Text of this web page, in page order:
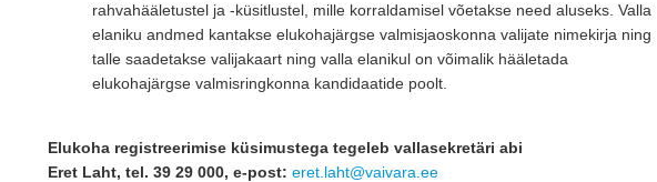
rahvahääletustel ja -küsitlustel, mille korraldamisel võetakse need aluseks. Valla
elaniku andmed kantakse elukohajärgse valmisjaoskonna valijate nimekirja ning
talle saadetakse valijakaart ning valla elanikul on võimalik hääletada
elukohajärgse valmisringkonna kandidaatide poolt.
Elukoha registreerimise küsimustega tegeleb vallasekretäri abi
Eret Laht, tel. 39 29 000, e-post: eret.laht@vaivara.ee